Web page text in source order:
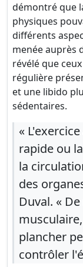
démontré que
physiques
différents
menée auprès
révélé que
régulière
et une libido
sédentaires.
«
rapide ou
la
des
Duval. «
plancher
contrôler